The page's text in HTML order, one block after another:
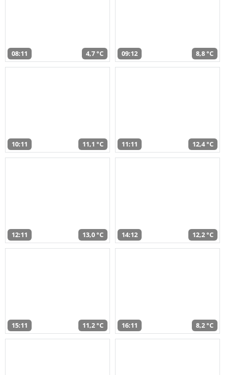
08:11 4,7 °C 09:12 8,8 °C
10:11 11,1 °C 11:11 12,4 °C
12:11 13,0 °C 14:12 12,2 °C
15:11 11,2 °C 16:11 8,2 °C